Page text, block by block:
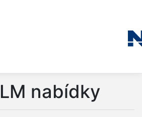
nabídky